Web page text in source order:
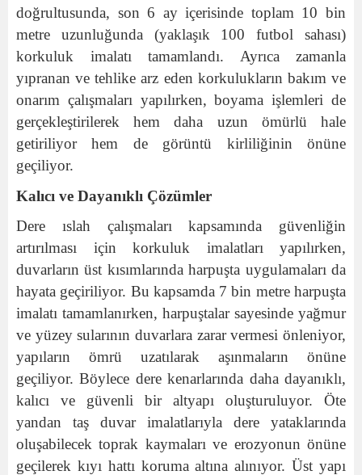
doğrultusunda, son 6 ay içerisinde toplam 10 bin
metre uzunluğunda (yaklaşık 100 futbol sahası)
korkuluk imalatı tamamlandı. Ayrıca zamanla
yıpranan ve tehlike arz eden korkulukların bakım ve
onarım çalışmaları yapılırken, boyama işlemleri de
gerçekleştirilerek hem daha uzun ömürlü hale
getiriliyor hem de görüntü kirliliğinin önüne
geçiliyor.
Kalıcı ve Dayanıklı Çözümler
Dere ıslah çalışmaları kapsamında güvenliğin
artırılması için korkuluk imalatları yapılırken,
duvarların üst kısımlarında harpuşta uygulamaları da
hayata geçiriliyor. Bu kapsamda 7 bin metre harpuşta
imalatı tamamlanırken, harpuştalar sayesinde yağmur
ve yüzey sularının duvarlara zarar vermesi önleniyor,
yapıların ömrü uzatılarak aşınmaların önüne
geçiliyor. Böylece dere kenarlarında daha dayanıklı,
kalıcı ve güvenli bir altyapı oluşturuluyor. Öte
yandan taş duvar imalatlarıyla dere yataklarında
oluşabilecek toprak kaymaları ve erozyonun önüne
geçilerek kıyı hattı koruma altına alınıyor.Üst yapı